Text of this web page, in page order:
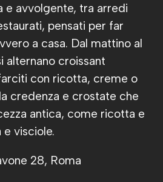
e avvolgente, tra arredi
pensati per far
a casa. Dal mattino al
alternano croissant
con ricotta, creme o
credenza e crostate che
antica, come ricotta e
visciole.
28, Roma